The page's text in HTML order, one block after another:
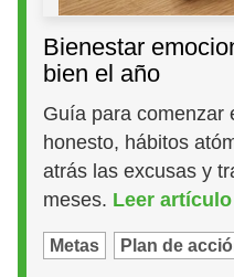
Bienestar
bien el año
Guía para comenzar
honesto, hábitos
atrás las excusas y
meses. Leer artículo
Metas Plan de